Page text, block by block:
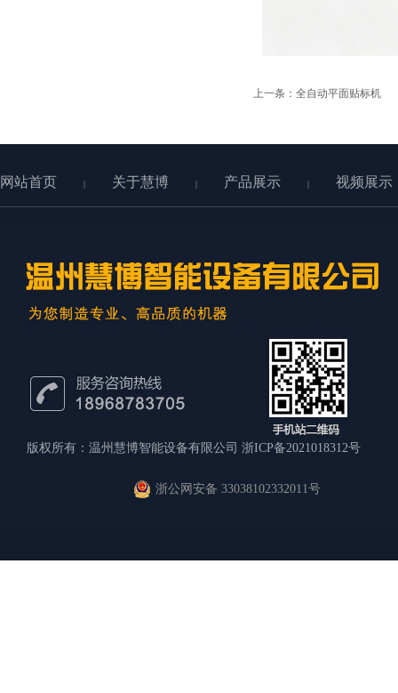
上一条： 全自动平面贴标机
网站首页 | 关于慧博 | 产品展示 | 视频展示
版权所有：温州慧博智能设备有限公司 浙ICP备2021018312号
浙公网安备 33038102332011号